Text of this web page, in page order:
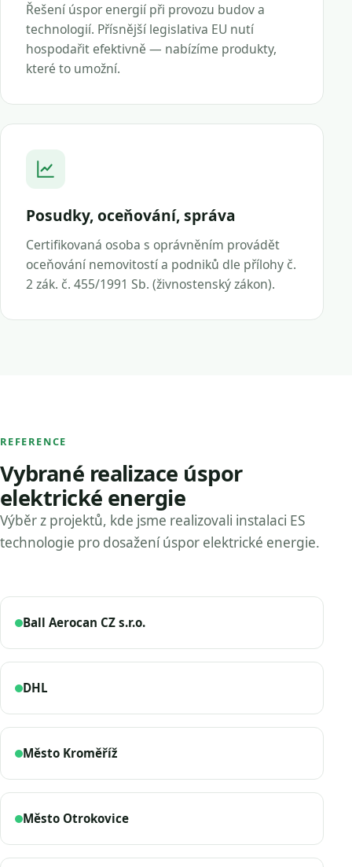
Řešení úspor energií při provozu budov a
technologií. Přísnější legislativa EU nutí
hospodařit efektivně — nabízíme produkty,
které to umožní.
Posudky, oceňování, správa
Certifikovaná osoba s oprávněním provádět
oceňování nemovitostí a podniků dle přílohy č.
2 zák. č. 455/1991 Sb. (živnostenský zákon).
REFERENCE
Vybrané realizace úspor
elektrické energie
Výběr z projektů, kde jsme realizovali instalaci ES
technologie pro dosažení úspor elektrické energie.
Ball Aerocan CZ s.r.o.
DHL
Město Kroměříž
Město Otrokovice